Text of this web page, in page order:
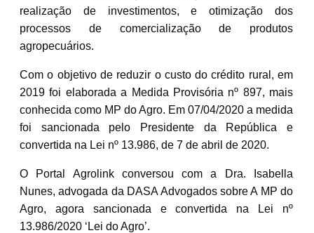
realização de investimentos, e otimização dos
processos de comercialização de produtos
agropecuários.
Com o objetivo de reduzir o custo do crédito rural, em
2019 foi elaborada a Medida Provisória nº 897, mais
conhecida como MP do Agro. Em 07/04/2020 a medida
foi sancionada pelo Presidente da República e
convertida na Lei nº 13.986, de 7 de abril de 2020.
O Portal Agrolink conversou com a Dra. Isabella
Nunes, advogada da DASA Advogados sobre A MP do
Agro, agora sancionada e convertida na Lei nº
13.986/2020 ‘Lei do Agro’.